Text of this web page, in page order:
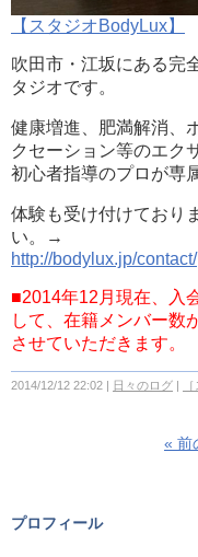
【スタジオBodyLux】
吹田市・江坂にある完
タジオです。
健康増進、肥満解消、
クセーション等のエク
初心者指導のプロが専
体験も受け付けており
い。→
http://bodylux.jp/contact/
■2014年12月現在、入
して、在籍メンバー数
させていただきます。
2014/12/12 22:02 日々のログ
« 前
プロフィール